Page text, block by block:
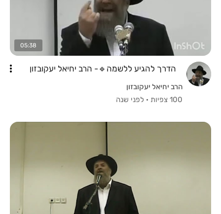
05:38
הדרך להגיע ללשמה🔹- הרב יחיאל יעקובזון
הרב יחיאל יעקובזון
100 צפיות
· לפני שנה